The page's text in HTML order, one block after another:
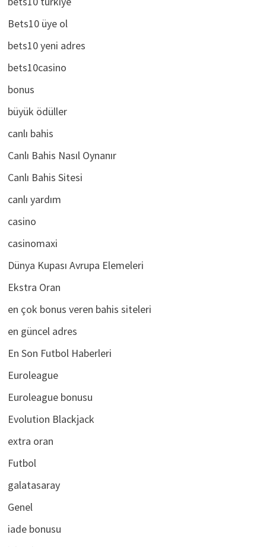
bets10 türkiye
Bets10 üye ol
bets10 yeni adres
bets10casino
bonus
büyük ödüller
canlı bahis
Canlı Bahis Nasıl Oynanır
Canlı Bahis Sitesi
canlı yardım
casino
casinomaxi
Dünya Kupası Avrupa Elemeleri
Ekstra Oran
en çok bonus veren bahis siteleri
en güncel adres
En Son Futbol Haberleri
Euroleague
Euroleague bonusu
Evolution Blackjack
extra oran
Futbol
galatasaray
Genel
iade bonusu